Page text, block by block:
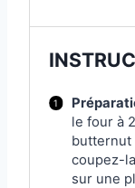
le four à
butternut
coupez-
sur une